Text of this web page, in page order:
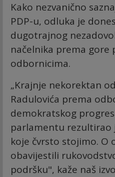
Kako nezvanično
PDP-u, odluka je
dugotrajnog
načelnika prema gore
odbornicima.
„Krajnje nekorektan
Radulovića prema
demokratskog
parlamentu rezultirao
koje čvrsto stojimo. O
obavijestili
podršku", kaže naš